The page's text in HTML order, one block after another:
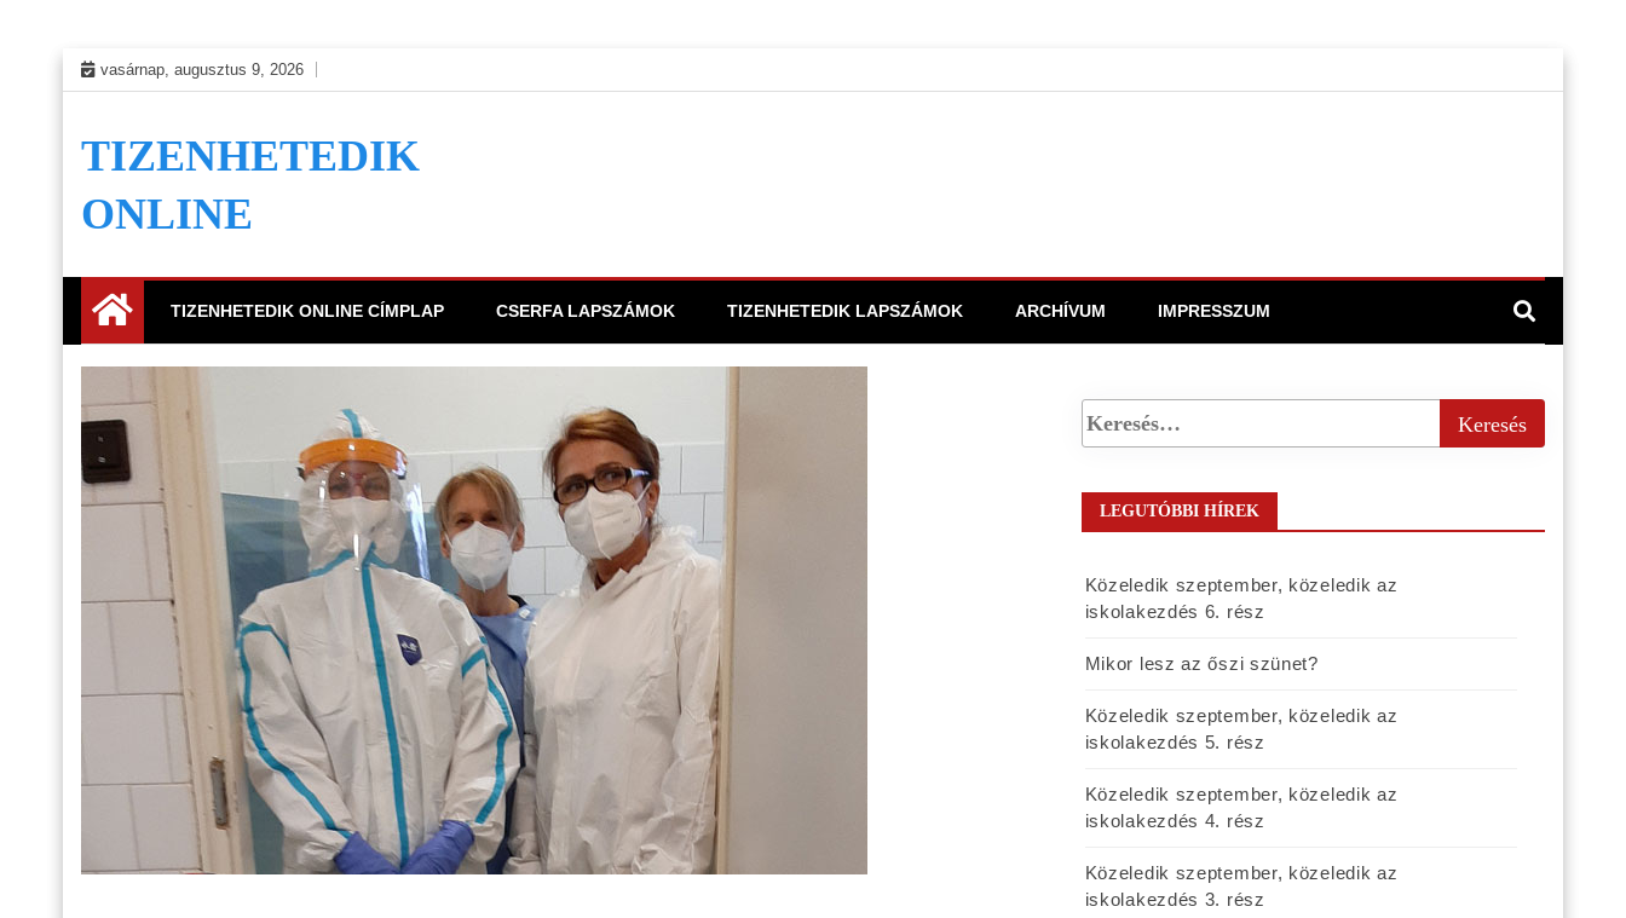
Skip
to
vasárnap, augusztus 9, 2026
TIZENHETEDIK
ONLINE
TIZENHETEDIK ONLINE CÍMPLAP CSERFA LAPSZÁMOK TIZENHETEDIK LAPSZÁMOK ARCHÍVUM IMPRESSZUM
LEGUTÓBBI HÍREK
Közeledik szeptember, közeledik az
iskolakezdés 6. rész
Mikor lesz az őszi szünet?
Közeledik szeptember, közeledik az
iskolakezdés 5. rész
Közeledik szeptember, közeledik az
iskolakezdés 4. rész
Közeledik szeptember, közeledik az
iskolakezdés 3. rész